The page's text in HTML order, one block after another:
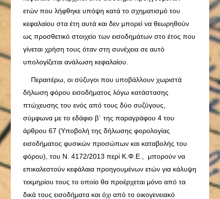
ετών που λήφθηκε υπόψη κατά το σχηματισμό του
κεφαλαίου στα έτη αυτά και δεν μπορεί να θεωρηθούν
ως προσθετικό στοιχείο των εισοδημάτων στο έτος που
γίνεται χρήση τους όταν στη συνέχεια σε αυτό
υπολογίζεται ανάλωση κεφαλαίου.
Περαιτέρω, οι σύζυγοι που υποβάλλουν χωριστά
δήλωση φόρου εισοδήματος λόγω κατάστασης
πτώχευσης του ενός από τους δύο συζύγους,
σύμφωνα με το εδάφιο β΄ της παραγράφου 4 του
άρθρου 67 (Υποβολή της δήλωσης φορολογίας
εισοδήματος φυσικών προσώπων και καταβολής του
φόρου), του Ν. 4172/2013 περί Κ.Φ.Ε., μπορούν να
επικαλεστούν κεφάλαια προηγουμένων ετών για κάλυψη
τεκμηρίου τους το οποίο θα προέρχεται μόνο από τα
δικά τους εισοδήματα και όχι από το οικογενειακό